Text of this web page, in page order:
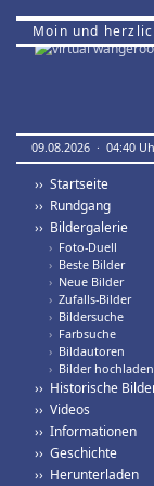
Moin und
09.08.2026 · 04:40
›› Startseite
›› Rundgang
›› Bildergalerie
› Foto-Duell
› Beste Bilder
› Neue Bilder
› Zufalls-Bilder
› Bildersuche
› Farbsuche
› Bildautoren
› Bilder hochladen
›› Historische
›› Videos
›› Informationen
›› Geschichte
›› Herunterladen